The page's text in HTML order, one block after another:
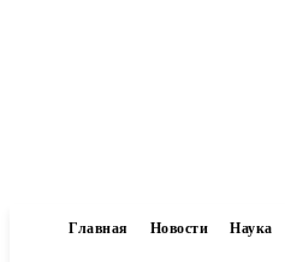
Главная Новости Наука